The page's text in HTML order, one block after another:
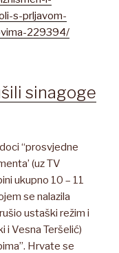
s-prljavom-
229394/
sinagoge
“prosvjedne
(uz TV
ukupno 10 – 11
se nalazila
ustaški režim i
i Vesna Teršelić)
Hrvate se